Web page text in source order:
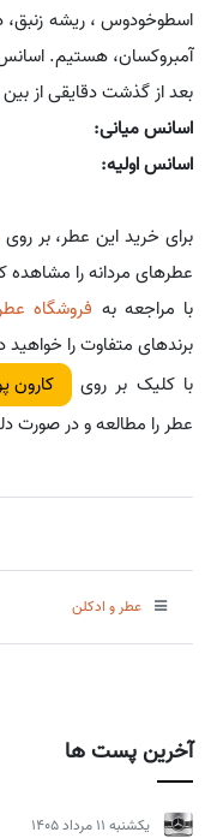
آخرین پست ها
يكشنبه 11 مرداد 1405
اسطوخودوس ، ریشه زنبق،
آمبروکسان، هستیم.
بعد از گذشت دقایقی از
اسانس میانی:
اسانس اولیه:
برای خرید این عطر، بر روی
عطرهای مردانه را مشاهده
با مراجعه به فروشگاه عطر
برندهای متفاوت را خواهید
با کلیک بر روی
کارون
عطر را مطالعه و در صورت
عطر و ادکلن